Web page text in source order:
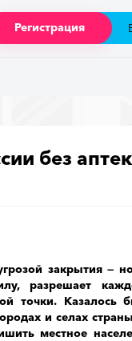
Регистрация
Регистрация
без аптек
закрытия —
разрешает
точки. Казалось
и селах
местное